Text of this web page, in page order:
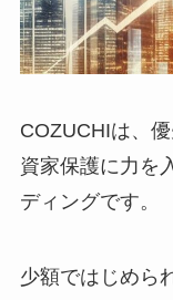
COZUCHIは、
資家保護に力を
ディングです。
少額ではじめら